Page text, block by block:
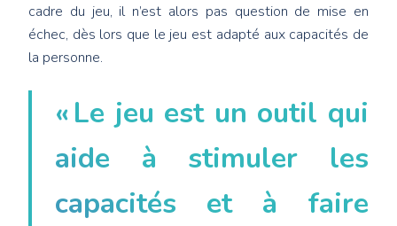
cadre du jeu, il n’est alors pas question de mise en
échec, dès lors que le jeu est adapté aux capacités de
la personne.
« Le jeu est un outil qui
aide à stimuler les
capacités et à faire